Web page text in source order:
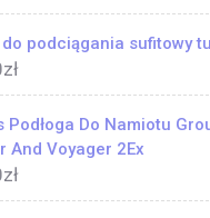
podciągania sufitowy
zł
Podłoga Do Namiotu
And Voyager 2Ex
zł